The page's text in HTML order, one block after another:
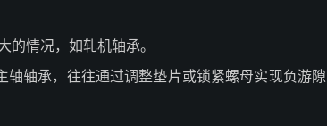
情况，如轧机轴承。
轴承，往往通过调整垫片或锁紧螺母实现负游隙